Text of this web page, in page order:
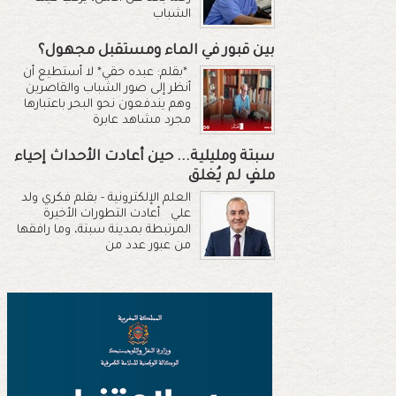
الشباب
بين قبور في الماء ومستقبل مجهول؟
*بقلم: عبده حقي* لا أستطيع أن
أنظر إلى صور الشباب والقاصرين
وهم يندفعون نحو البحر باعتبارها
مجرد مشاهد عابرة
سبتة ومليلية... حين أعادت الأحداث إحياء
ملفٍ لم يُغلق
العلم الإلكترونية - بقلم فكري ولد
علي أعادت التطورات الأخيرة
المرتبطة بمدينة سبتة، وما رافقها
من عبور عدد من